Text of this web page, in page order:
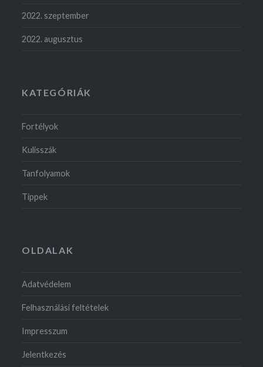
2022. szeptember
2022. augusztus
KATEGÓRIÁK
Fortélyok
Kulisszák
Tanfolyamok
Tippek
OLDALAK
Adatvédelem
Felhasználási feltételek
Impresszum
Jelentkezés